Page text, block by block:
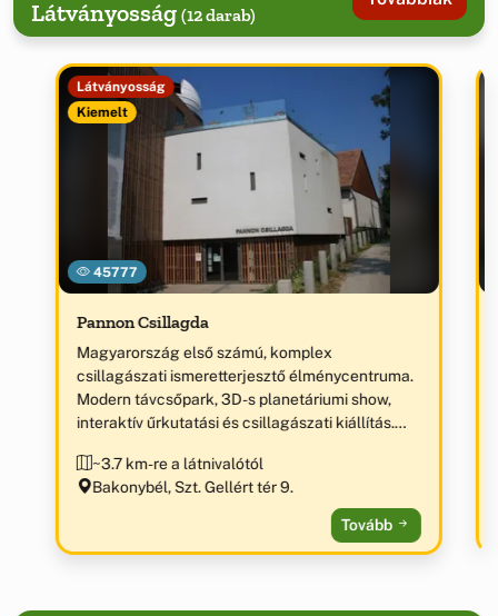
Látványosság (12 darab)
45777
Látványosság
Kiemelt
Pannon Csillagda
Magyarország első számú, komplex
csillagászati ismeretterjesztő élménycentruma.
Modern távcsőpark, 3D-s planetáriumi show,
interaktív űrkutatási és csillagászati kiállítás.
birtokosa.
~3.7 km-re a látnivalótól
Bakonybél, Szt. Gellért tér 9.
Tovább